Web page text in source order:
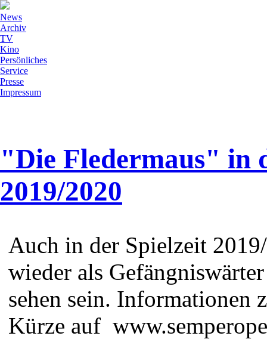
News
Archiv
TV
Kino
Persönliches
Service
Presse
Impressum
"Die Fledermaus" in
2019/2020
Auch in der Spielzeit
wieder als
sehen sein. Informationen
Kürze auf